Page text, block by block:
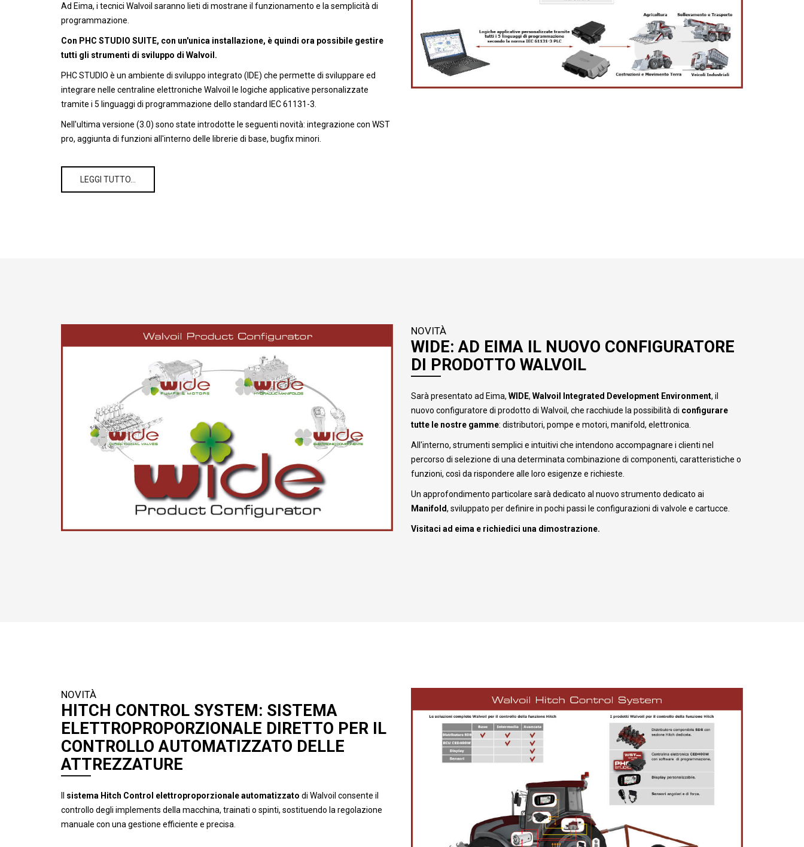
Ad Eima, i tecnici Walvoil saranno lieti di mostrane il funzionamento e la semplicità di
programmazione.
Con PHC STUDIO SUITE, con un'unica installazione, è quindi ora possibile gestire
tutti gli strumenti di sviluppo di Walvoil.
PHC STUDIO è un ambiente di sviluppo integrato (IDE) che permette di sviluppare ed
integrare nelle centraline elettroniche Walvoil le logiche applicative personalizzate
tramite i 5 linguaggi di programmazione dello standard IEC 61131-3.
Nell'ultima versione (3.0) sono state introdotte le seguenti novità: integrazione con WST
pro, aggiunta di funzioni all'interno delle librerie di base, bugfix minori.
LEGGI TUTTO…
NOVITÀ
WIDE: AD EIMA IL NUOVO CONFIGURATORE
DI PRODOTTO WALVOIL
Sarà presentato ad Eima, WIDE, Walvoil Integrated Development Environment, il
nuovo configuratore di prodotto di Walvoil, che racchiude la possibilità di configurare
tutte le nostre gamme: distributori, pompe e motori, manifold, elettronica.
All'interno, strumenti semplici e intuitivi che intendono accompagnare i clienti nel
percorso di selezione di una determinata combinazione di componenti, caratteristiche o
funzioni, così da rispondere alle loro esigenze e richieste.
Un approfondimento particolare sarà dedicato al nuovo strumento dedicato ai
Manifold, sviluppato per definire in pochi passi le configurazioni di valvole e cartucce.
Visitaci ad eima e richiedici una dimostrazione.
NOVITÀ
HITCH CONTROL SYSTEM: SISTEMA
ELETTROPROPORZIONALE DIRETTO PER IL
CONTROLLO AUTOMATIZZATO DELLE
ATTREZZATURE
Il sistema Hitch Control elettroproporzionale automatizzato di Walvoil consente il
controllo degli implements della macchina, trainati o spinti, sostituendo la regolazione
manuale con una gestione efficiente e precisa.